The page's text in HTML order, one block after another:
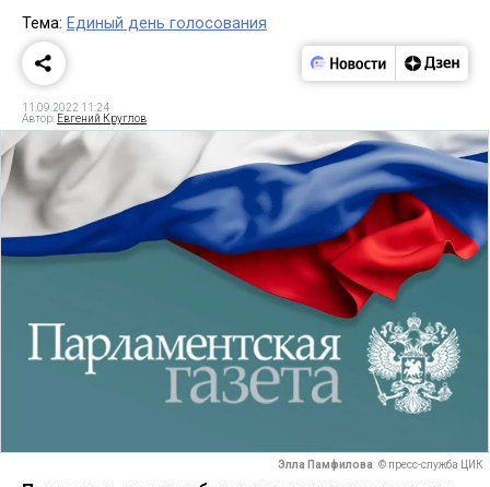
Тема: Единый день голосования
11.09.2022 11:24
Автор: Евгений Круглов
Элла Памфилова © пресс-служба ЦИК